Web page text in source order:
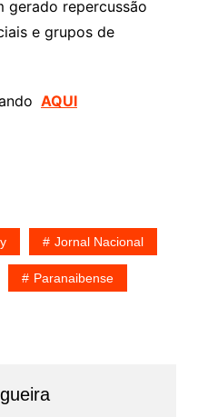
gerado repercussão
e grupos de
AQUI
Jornal Nacional
Paranaibense